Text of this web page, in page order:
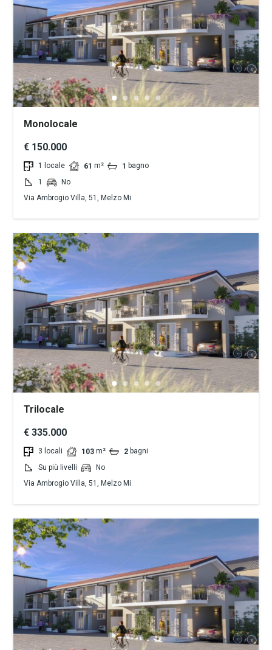
Monolocale
€ 150.000
1 locale 61 m² 1 bagno
1
No
Via Ambrogio Villa, 51, Melzo Mi
Trilocale
€ 335.000
3 locali 103m² 2 bagni
Su più livelli
No
Via Ambrogio Villa, 51, Melzo Mi